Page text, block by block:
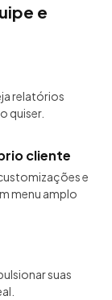
e
relatórios
quiser.
cliente
e
menu amplo
suas